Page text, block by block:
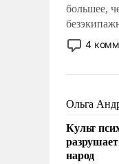
большее,
стало
сложна и
и ее
поднимет
4
Ольга
Культ
народ